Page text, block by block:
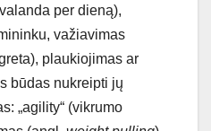
per dieną),
važiavimas
plaukiojimas ar
būdas nukreipti jų
„agility“ (vikrumo